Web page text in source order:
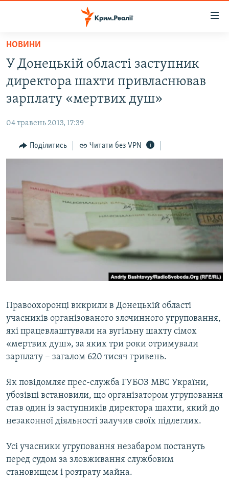
Перейти
основного
матеріалу
Перейти
до
основної
навігації
Перейти
до
ВОДА.КРИМ
ВІДЕО ТА ФОТО
БЛОГИ
ПОГЛЯД
ВСЕ ЗА ДЕНЬ
СПЕЦПРОЕКТИ
ДЕПОРТАЦІЯ
ВІДЕОУРОКИ «ELIFBE»
УКРАЇНСЬКА ПРОБЛЕМА КРИМУ
ЯК ОБІЙТИ БЛОКУВАННЯ
Русский
Усі сайти RFE/RL
НОВИНИ
У Донецькій області заступник
директора шахти привласнював
зарплату «мертвих душ»
04 травень 2013, 17:39
Поділитись Читати без VPN
Правоохоронці викрили в Донецькій області
учасників організованого злочинного угруповання,
які працевлаштували на вугільну шахту сімох
«мертвих душ», за яких три роки отримували
зарплату − загалом 620 тисяч гривень.
Як повідомляє прес-служба ГУБОЗ МВС України,
убозівці встановили, що організатором угруповання
став один із заступників директора шахти, який до
незаконної діяльності залучив своїх підлеглих.
Усі учасники угруповання незабаром постануть
перед судом за зловживання службовим
становищем і розтрату майна.